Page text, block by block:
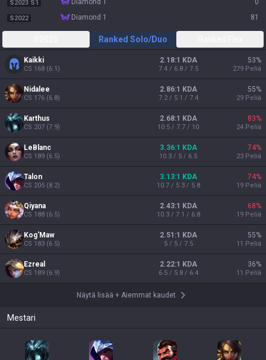
S2023 S1 diamond 1 0
S2022 diamond 1 81
Ranked Solo/Duo
Kaikki
CS 168 (6.1)
2.18:1 KDA
7.4 / 6.8 / 7.5
53%
279 Peliä
Nidalee
CS 176 (6.8)
2.86:1 KDA
7.2 / 5.1 / 7.4
55%
29 Peliä
Karthus
CS 207 (7.9)
2.68:1 KDA
10.5 / 7.7 / 10
83%
24 Peliä
LeBlanc
CS 189 (6.5)
3.36:1 KDA
10.3 / 5 / 6.5
74%
23 Peliä
Talon
CS 205 (8.2)
3.13:1 KDA
10.7 / 5.3 / 5.8
74%
19 Peliä
Qiyana
CS 188 (6.5)
2.43:1 KDA
10.3 / 7.1 / 6.8
68%
19 Peliä
Kog'Maw
CS 183 (6.5)
2.51:1 KDA
5 / 5 / 7.5
55%
11 Peliä
Ezreal
CS 189 (6.9)
2.22:1 KDA
6.5 / 5.8 / 6.4
36%
11 Peliä
Näytä lisää + Aiemmat kaudet
Mestari